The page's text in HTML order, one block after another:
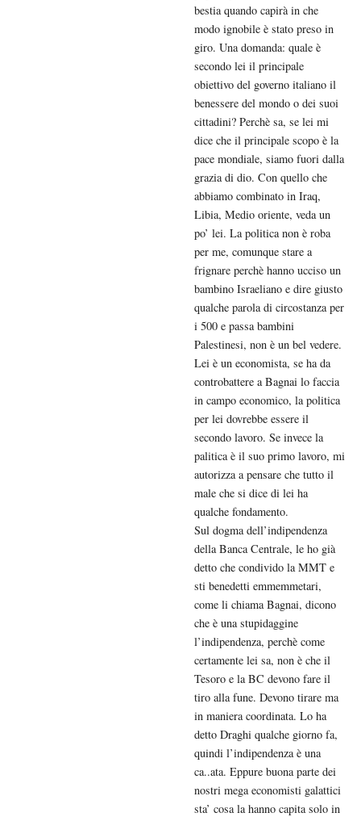
bestia quando capirà in che
modo ignobile è stato preso in
giro. Una domanda: quale è
secondo lei il principale
obiettivo del governo italiano il
benessere del mondo o dei suoi
cittadini? Perchè sa, se lei mi
dice che il principale scopo è la
pace mondiale, siamo fuori dalla
grazia di dio. Con quello che
abbiamo combinato in Iraq,
Libia, Medio oriente, veda un
po’ lei. La politica non è roba
per me, comunque stare a
frignare perchè hanno ucciso un
bambino Israeliano e dire giusto
qualche parola di circostanza per
i 500 e passa bambini
Palestinesi, non è un bel vedere.
Lei è un economista, se ha da
controbattere a Bagnai lo faccia
in campo economico, la politica
per lei dovrebbe essere il
secondo lavoro. Se invece la
palitica è il suo primo lavoro, mi
autorizza a pensare che tutto il
male che si dice di lei ha
qualche fondamento.
Sul dogma dell’indipendenza
della Banca Centrale, le ho già
detto che condivido la MMT e
sti benedetti emmemmetari,
come li chiama Bagnai, dicono
che è una stupidaggine
l’indipendenza, perchè come
certamente lei sa, non è che il
Tesoro e la BC devono fare il
tiro alla fune. Devono tirare ma
in maniera coordinata. Lo ha
detto Draghi qualche giorno fa,
quindi l’indipendenza è una
ca..ata. Eppure buona parte dei
nostri mega economisti galattici
sta’ cosa la hanno capita solo in